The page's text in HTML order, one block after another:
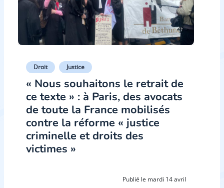
Droit Justice
« Nous souhaitons le retrait de
ce texte » : à Paris, des avocats
de toute la France mobilisés
contre la réforme « justice
criminelle et droits des
victimes »
Publié le mardi 14 avril